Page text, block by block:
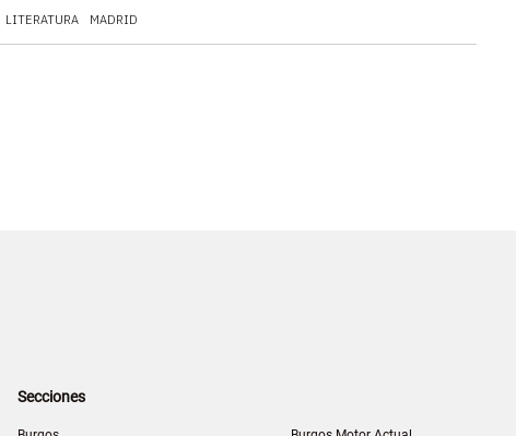
LITERATURA MADRID
Secciones